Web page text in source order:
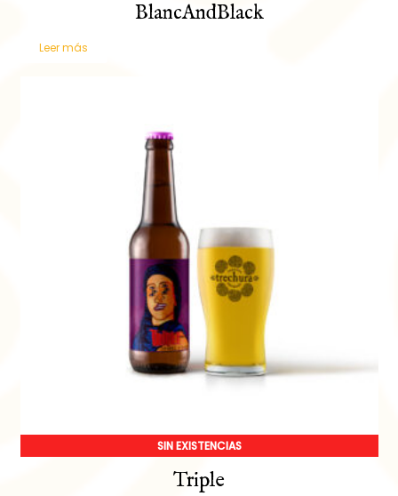
BlancAndBlack
Leer más
SIN EXISTENCIAS
Triple